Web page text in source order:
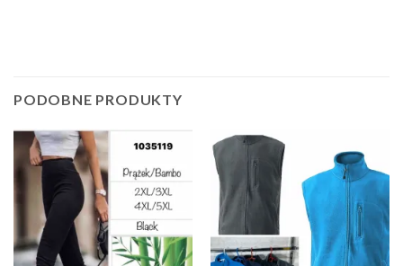
PODOBNE PRODUKTY